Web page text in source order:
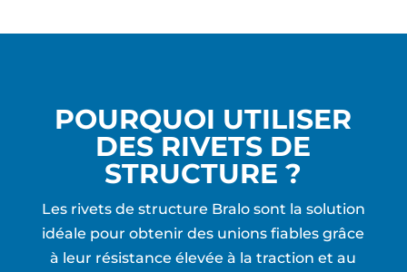
POURQUOI UTILISER
DES RIVETS DE
STRUCTURE ?
Les rivets de structure Bralo sont la solution
idéale pour obtenir des unions fiables grâce
à leur résistance élevée à la traction et au